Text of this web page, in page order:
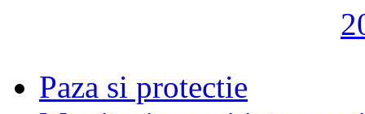
Paza si protectie